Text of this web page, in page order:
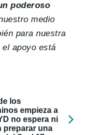
poderoso
medio
para nuestra
apoyo está
los
empieza a
no espera ni
preparar una